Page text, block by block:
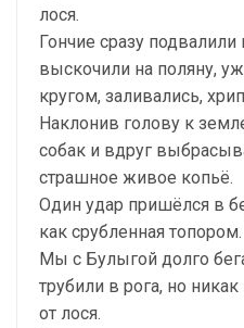
лося.
Гончие сразу
выскочили на поляну,
кругом, заливались,
Наклонив голову к
собак и вдруг
страшное живое копьё.
Один удар пришёлся в
как срубленная топором.
Мы с Булыгой долго
трубили в рога, но
от лося.